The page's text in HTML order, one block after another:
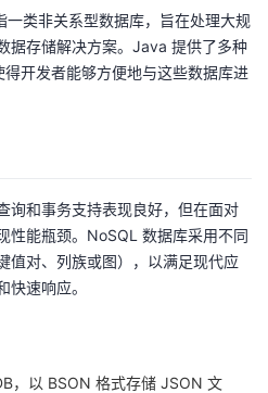
类非关系型数据库，旨在处理大规
据存储解决方案。Java 提供了多种
开发者能够方便地与这些数据库进
询和事务支持表现良好，但在面对
性能瓶颈。NoSQL 数据库采用不同
值对、列族或图），以满足现代应
速响应。
，以 BSON 格式存储 JSON 文